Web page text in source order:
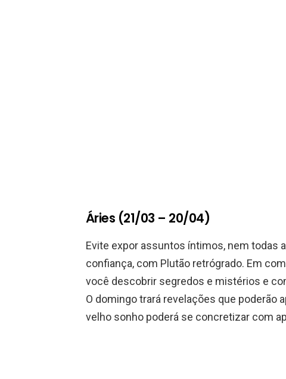
Áries (21/03 – 20/04)
Evite expor assuntos íntimos, nem todas
confiança, com Plutão retrógrado. Em
você descobrir segredos e mistérios e
O domingo trará revelações que poderão
velho sonho poderá se concretizar com